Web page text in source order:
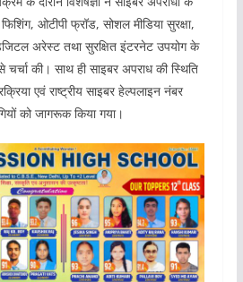
ओटीपी फ्रॉड, सोशल मीडिया सुरक्षा,
अरेस्ट तथा सुरक्षित इंटरनेट उपयोग के
चर्चा की। साथ ही साइबर अपराध की स्थिति
एवं राष्ट्रीय साइबर हेल्पलाइन नंबर
को जागरूक किया गया।